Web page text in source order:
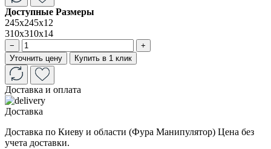
Доступные Размеры
245x245x12
310x310x14
−
+
Уточнить цену
Купить в 1 клик
Доставка и оплата
Доставка
Доставка по Киеву и области (Фура Манипулятор) Цена без
учета доставки.